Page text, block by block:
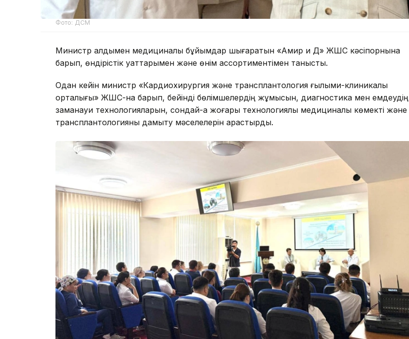
Фото: ДСМ
Министр алдымен медициналық бұйымдар шығаратын «Амир и Д» ЖШС кәсіпорнына
барып, өндірістік қуаттарымен және өнім ассортиментімен танысты.
Одан кейін министр «Кардиохирургия және трансплантология ғылыми-клиникалық
орталығы» ЖШС-на барып, бейінді бөлімшелердің жұмысын, диагностика мен емдеудің
заманауи технологияларын, сондай-ақ жоғары технологиялық медициналық көмекті және
трансплантологияны дамыту мәселелерін қарастырды.